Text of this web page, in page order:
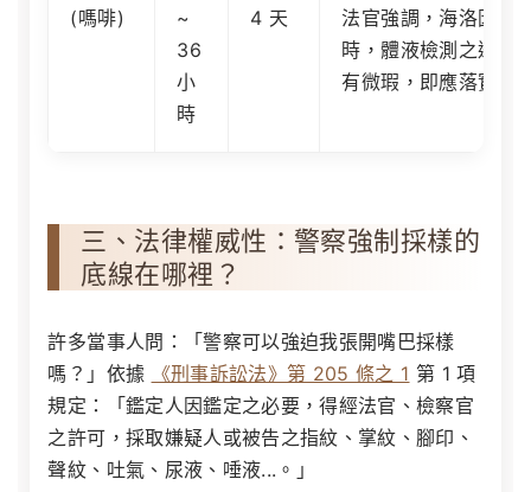
(嗎啡)
~
36
小
時
4 天
法官強調，海洛因進
時，體液檢測之邊緣
有微瑕，即應落實證
三、法律權威性：警察強制採樣的
底線在哪裡？
許多當事人問：「警察可以強迫我張開嘴巴採樣
嗎？」依據
《刑事訴訟法》第 205 條之 1 第 1 項
規定：「鑑定人因鑑定之必要，得經法官、檢察官
之許可，採取嫌疑人或被告之指紋、掌紋、腳印、
聲紋、吐氣、尿液、唾液...。」